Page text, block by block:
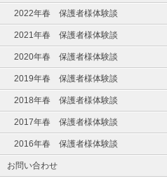
2022年春 保護者様体験談
2021年春 保護者様体験談
2020年春 保護者様体験談
2019年春 保護者様体験談
2018年春 保護者様体験談
2017年春 保護者様体験談
2016年春 保護者様体験談
お問い合わせ